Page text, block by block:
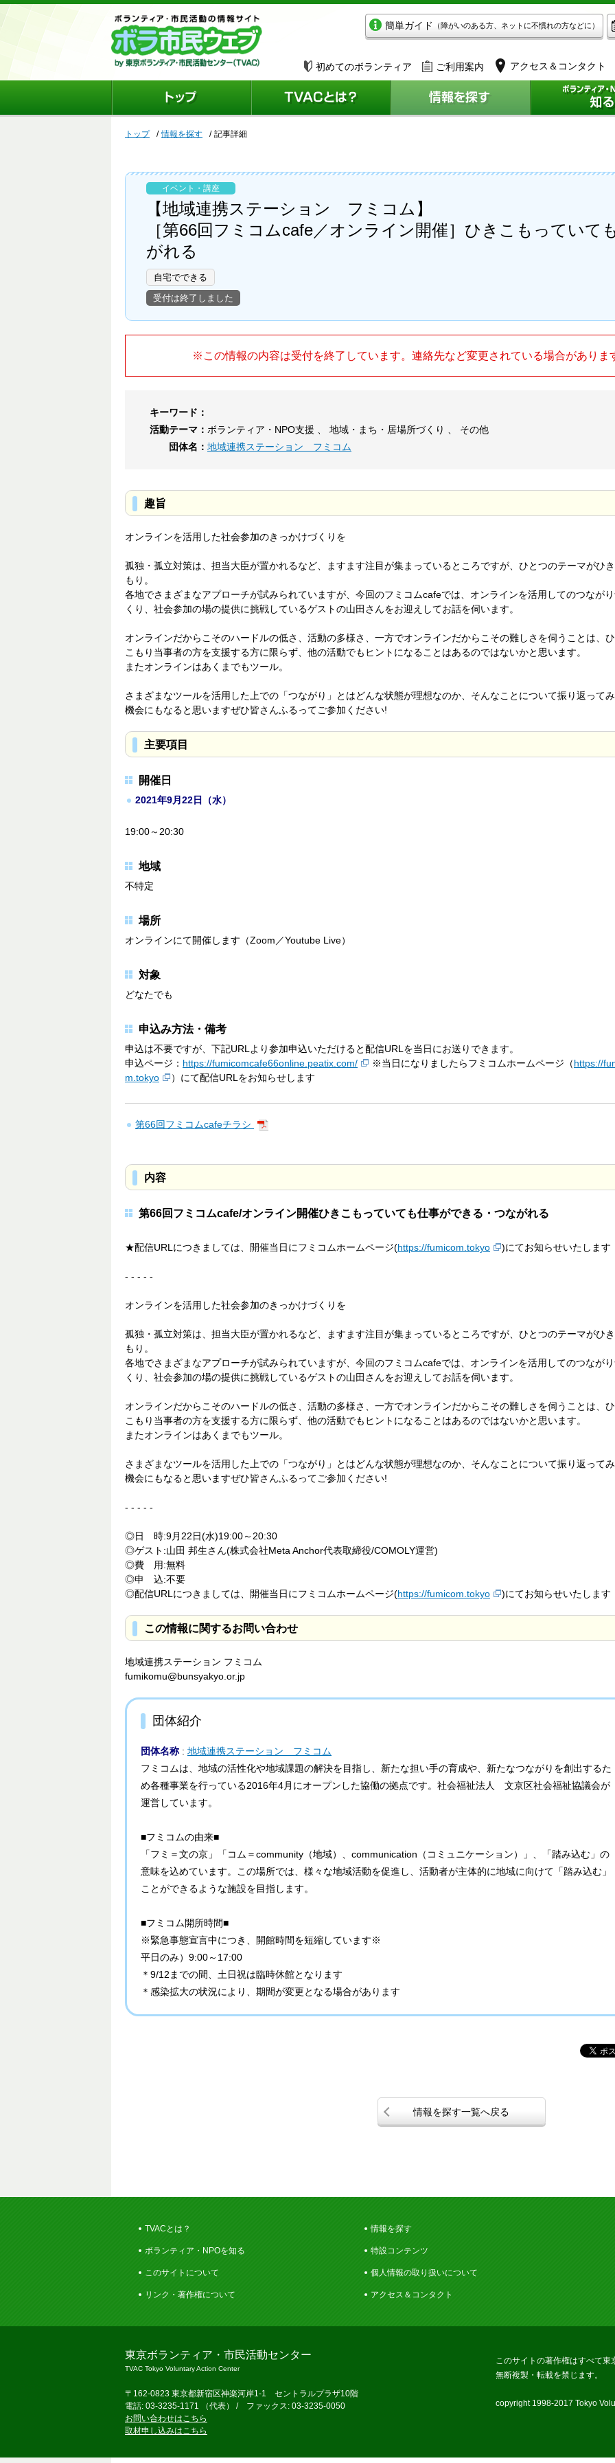
簡単ガイド （障がいのある方、ネットに不慣れの方などに）
初めてのボランティア ご利用案内 アクセス＆コンタクト
トップ 情報を探す 記事詳細
イベント・講座
【地域連携ステーション フミコム】
［第66回フミコムcafe／オンライン開催］ひきこもっていて
がれる
自宅でできる
受付は終了しました
※この情報の内容は受付を終了しています。連絡先など変更されている場合がありま
キーワード：
活動テーマ： ボランティア・NPO支援 、 地域・まち・居場所づくり 、 その他
団体名： 地域連携ステーション フミコム
趣旨
オンラインを活用した社会参加のきっかけづくりを
孤独・孤立対策は、担当大臣が置かれるなど、ますます注目が集まっているところですが、ひとつのテーマがひ
もり。
各地でさまざまなアプローチが試みられていますが、今回のフミコムcafeでは、オンラインを活用してのつなが
くり、社会参加の場の提供に挑戦しているゲストの山田さんをお迎えしてお話を伺います。
オンラインだからこそのハードルの低さ、活動の多様さ、一方でオンラインだからこその難しさを伺うことは、
こもり当事者の方を支援する方に限らず、他の活動でもヒントになることはあるのではないかと思います。
またオンラインはあくまでもツール。
さまざまなツールを活用した上での「つながり」とはどんな状態が理想なのか、そんなことについて振り返って
機会にもなると思いますぜひ皆さんふるってご参加ください!
主要項目
開催日
2021年9月22日（水）
19:00～20:30
地域
不特定
場所
オンラインにて開催します（Zoom／Youtube Live）
対象
どなたでも
申込み方法・備考
申込は不要ですが、下記URLより参加申込いただけると配信URLを当日にお送りできます。
申込ページ： https://fumicomcafe66online.peatix.com/ ※当日になりましたらフミコムホームページ（https://
m.tokyo
）にて配信URLをお知らせします
第66回フミコムcafeチラシ
内容
第66回フミコムcafe/オンライン開催ひきこもっていても仕事ができる・つながれる
★配信URLにつきましては、開催当日にフミコムホームページ(https://fumicom.tokyo )にてお知らせいたします
- - - - -
オンラインを活用した社会参加のきっかけづくりを
孤独・孤立対策は、担当大臣が置かれるなど、ますます注目が集まっているところですが、ひとつのテーマがひ
もり。
各地でさまざまなアプローチが試みられていますが、今回のフミコムcafeでは、オンラインを活用してのつなが
くり、社会参加の場の提供に挑戦しているゲストの山田さんをお迎えしてお話を伺います。
オンラインだからこそのハードルの低さ、活動の多様さ、一方でオンラインだからこその難しさを伺うことは、
こもり当事者の方を支援する方に限らず、他の活動でもヒントになることはあるのではないかと思います。
またオンラインはあくまでもツール。
さまざまなツールを活用した上での「つながり」とはどんな状態が理想なのか、そんなことについて振り返って
機会にもなると思いますぜひ皆さんふるってご参加ください!
- - - - -
◎日 時:9月22日(水)19:00～20:30
◎ゲスト:山田 邦生さん(株式会社Meta Anchor代表取締役/COMOLY運営)
◎費 用:無料
◎申 込:不要
◎配信URLにつきましては、開催当日にフミコムホームページ(https://fumicom.tokyo )にてお知らせいたします
この情報に関するお問い合わせ
地域連携ステーション フミコム
fumikomu@bunsyakyo.or.jp
団体紹介
団体名称 : 地域連携ステーション フミコム
フミコムは、地域の活性化や地域課題の解決を目指し、新たな担い手の育成や、新たなつながりを創出するた
め各種事業を行っている2016年4月にオープンした協働の拠点です。社会福祉法人 文京区社会福祉協議会が
運営しています。
■フミコムの由来■
「フミ＝文の京」「コム＝community（地域）、communication（コミュニケーション）」、「踏み込む」の
意味を込めています。この場所では、様々な地域活動を促進し、活動者が主体的に地域に向けて「踏み込む」
ことができるような施設を目指します。
■フミコム開所時間■
※緊急事態宣言中につき、開館時間を短縮しています※
平日のみ）9:00～17:00
＊9/12までの間、土日祝は臨時休館となります
＊感染拡大の状況により、期間が変更となる場合があります
情報を探す一覧へ戻る
TVACとは？ 情報を探す
ボランティア・NPOを知る 特設コンテンツ
このサイトについて 個人情報の取り扱いについて
リンク・著作権について アクセス＆コンタクト
東京ボランティア・市民活動センター
TVAC Tokyo Voluntary Action Center
〒162-0823 東京都新宿区神楽河岸1-1 セントラルプラザ10階
電話: 03-3235-1171 （代表） / ファックス: 03-3235-0050
お問い合わせはこちら
取材申し込みはこちら
このサイトの著作権はすべて
無断複製・転載を禁じます。
copyright 1998-2017 Tokyo